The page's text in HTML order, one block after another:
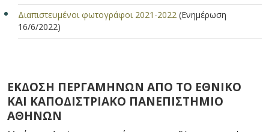
Διαπιστευμένοι φωτογράφοι 2021-2022 (Ενημέρωση
16/6/2022)
ΕΚΔΟΣΗ ΠΕΡΓΑΜΗΝΩΝ ΑΠΟ ΤΟ ΕΘΝΙΚΟ
ΚΑΙ ΚΑΠΟΔΙΣΤΡΙΑΚΟ ΠΑΝΕΠΙΣΤΗΜΙΟ
ΑΘΗΝΩΝ